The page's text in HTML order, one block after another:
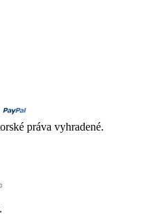
práva vyhradené.